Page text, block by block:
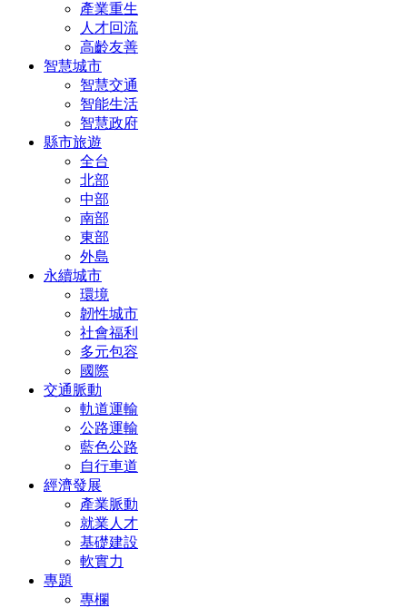
產業重生
人才回流
高齡友善
智慧城市
智慧交通
智能生活
智慧政府
縣市旅遊
全台
北部
中部
南部
東部
外島
永續城市
環境
韌性城市
社會福利
多元包容
國際
交通脈動
軌道運輸
公路運輸
藍色公路
自行車道
經濟發展
產業脈動
就業人才
基礎建設
軟實力
專題
專欄